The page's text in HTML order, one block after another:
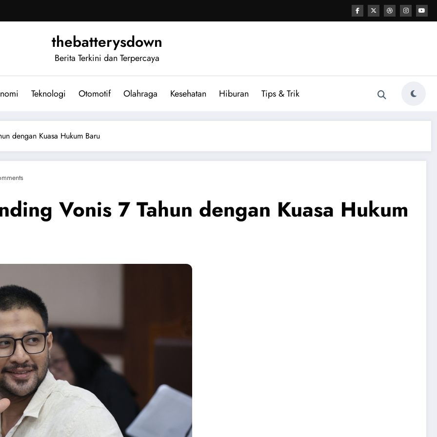
thebatterysdown
Berita Terkini dan Terpercaya
Teknologi Otomotif Olahraga Kesehatan Hiburan Tips & Trik
dengan Kuasa Hukum Baru
Vonis 7 Tahun dengan Kuasa Hukum